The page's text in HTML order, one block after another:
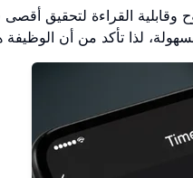
القراءة لتحقيق أقصى